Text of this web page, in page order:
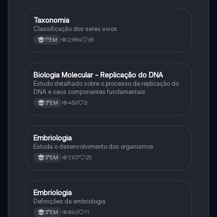
Biologia
Taxonomia
Classificação dos seres vivos
1°EM 2,984 65
Ciência
Biologia Molecular - Replicação do DNA
Estudo detalhado sobre o processo de replicação do
DNA e seus componentes fundamentais
3°EM 450 3
Biologia
Embriologia
Estuda o desenvolvimento dos organismos
3°EM 1,107 25
Biologia
Embriologia
Definições da embriologia
3°EM 840 11